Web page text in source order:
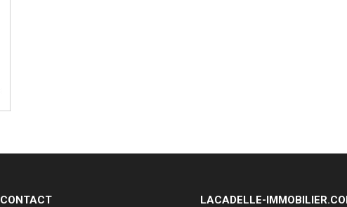
CONTACT LACADELLE-